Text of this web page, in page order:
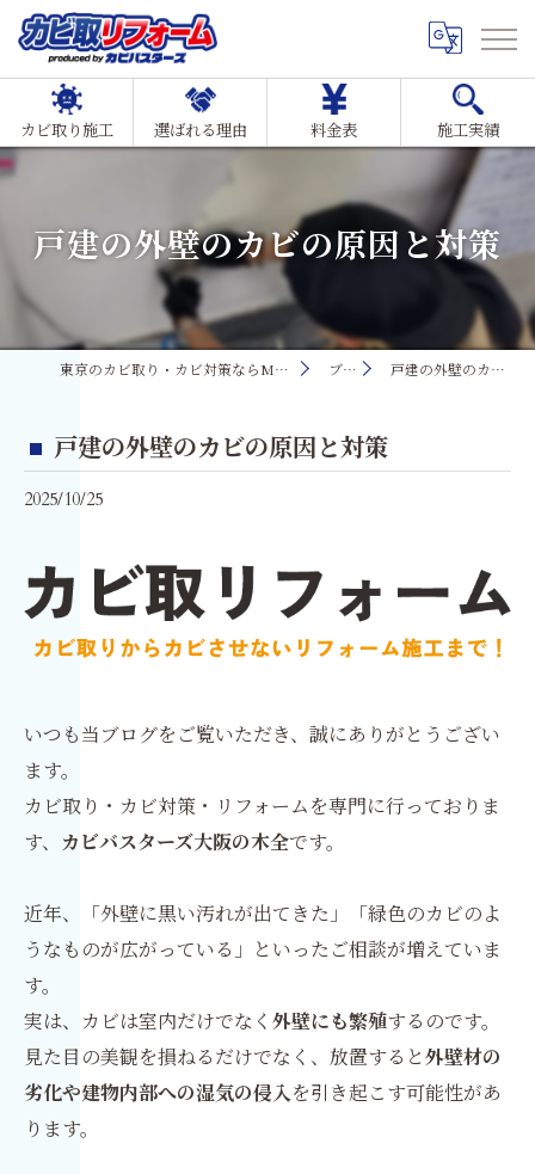
カビ取り施工 選ばれる理由 料金表 施工実績
戸建の外壁のカビの原因と対策
東京のカビ取り・カビ対策ならMIST工法®カビ取リフォーム ブログ 戸建の外壁のカビの原因と対策
戸建の外壁のカビの原因と対策
2025/10/25
いつも当ブログをご覧いただき、誠にありがとうござい
ます。
カビ取り・カビ対策・リフォームを専門に行っておりま
す、 カビバスターズ大阪の木全です。
近年、「外壁に黒い汚れが出てきた」「緑色のカビのよ
うなものが広がっている」といったご相談が増えていま
す。
実は、カビは室内だけでなく 外壁にも繁殖するのです。
見た目の美観を損ねるだけでなく、放置すると外壁材の
劣化や建物内部への湿気の侵入を引き起こす可能性があ
ります。